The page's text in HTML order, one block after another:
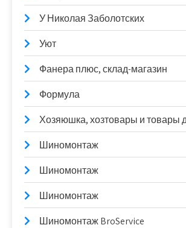
У Николая Заболотских
Уют
Фанера плюс, склад-магазин
Формула
Хозяюшка, хозтовары и товары
Шиномонтаж
Шиномонтаж
Шиномонтаж
Шиномонтаж BroService